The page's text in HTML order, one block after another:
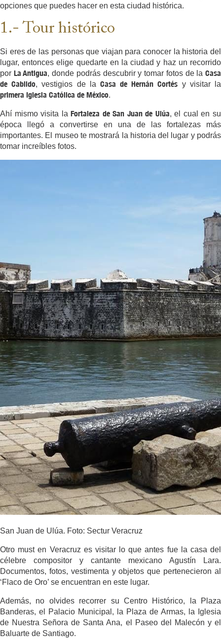
opciones que puedes hacer en esta ciudad histórica.
1.- Tour histórico
Si eres de las personas que viajan para conocer la historia del
lugar, entonces elige quedarte en la ciudad y haz un recorrido
por La Antigua, donde podrás descubrir y tomar fotos de laCasa
de Cabildo, vestigios de laCasa de Hernán Cortés y visitar la
primera Iglesia Católica de México.
Ahí mismo visita laFortaleza de San Juan de Ulúa, el cual en su
época llegó a convertirse en una de las fortalezas más
importantes. El museo te mostrará la historia del lugar y podrás
tomar increíbles fotos.
San Juan de Ulúa. Foto: Sectur Veracruz
Otro must en Veracruz es visitar lo que antes fue la casa del
célebre compositor y cantante mexicano Agustín Lara.
Documentos, fotos, vestimenta y objetos que pertenecieron al
‘Flaco de Oro’ se encuentran en este lugar.
Además, no olvides recorrer su Centro Histórico, la Plaza
Banderas, el Palacio Municipal, la Plaza de Armas, la Iglesia
de Nuestra Señora de Santa Ana, el Paseo del Malecón y el
Baluarte de Santiago.